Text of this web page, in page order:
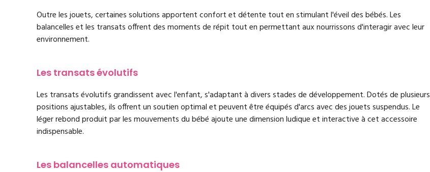
Outre les jouets, certaines solutions apportent confort et détente tout en stimulant l'éveil des bébés. Les
balancelles et les transats offrent des moments de répit tout en permettant aux nourrissons d'interagir avec leur
environnement.
Les transats évolutifs
Les transats évolutifs grandissent avec l'enfant, s'adaptant à divers stades de développement. Dotés de plusieurs
positions ajustables, ils offrent un soutien optimal et peuvent être équipés d'arcs avec des jouets suspendus. Le
léger rebond produit par les mouvements du bébé ajoute une dimension ludique et interactive à cet accessoire
indispensable.
Les balancelles automatiques